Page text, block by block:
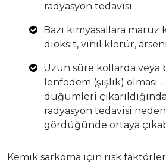
radyasyon tedavisi
Bazı kimyasallara maruz
dioksit, vinil klorür,
Uzun süre kollarda veya
lenfödem (şişlik) olması
düğümleri
radyasyon tedavisi
gördüğünde ortaya
Kemik sarkoma için risk